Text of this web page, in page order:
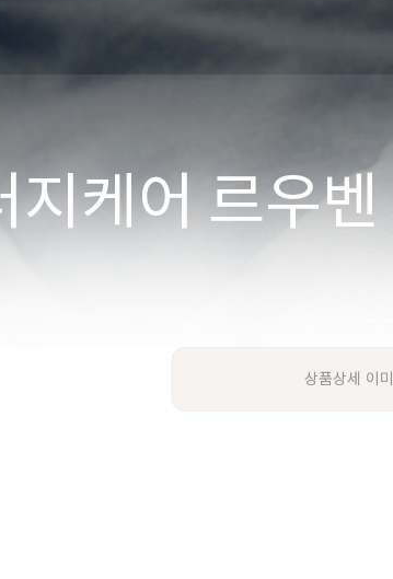
상품상세 이